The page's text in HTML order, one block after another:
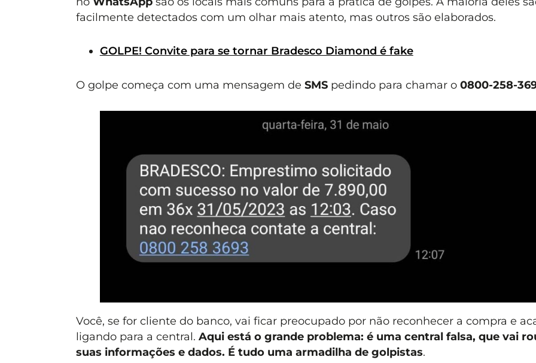
facilmente detectados com um olhar mais atento, mas outros são elaborados.
GOLPE! Convite para se tornar Bradesco Diamond é fake
O golpe começa com uma mensagem de SMSpedindo para chamar o 0800-258-
Você, se for cliente do banco, vai ficar preocupado por não reconhecer a compra e
ligando para a central. Aqui está o grande problema: é uma central falsa, que vai
suas informações e dados. É tudo uma armadilha de golpistas.